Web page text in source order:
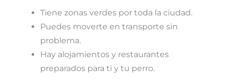
Tiene zonas verdes por toda la ciudad.
Puedes moverte en transporte sin
problema.
Hay alojamientos y restaurantes
preparados para ti y tu perro.